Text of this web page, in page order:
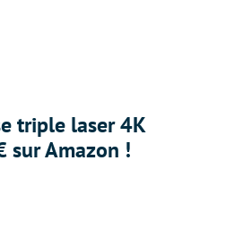
triple laser 4K
sur Amazon !